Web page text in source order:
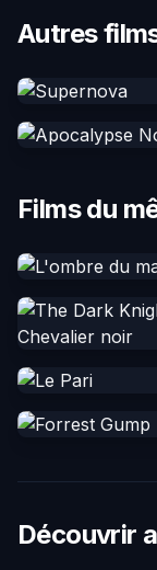
Autres
Films du
Découvrir